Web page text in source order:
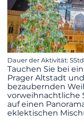
Dauer der Aktivität:
Tauchen Sie bei
Prager Altstadt
bezaubernden
vorweihnachtliche
auf einen
eklektischen